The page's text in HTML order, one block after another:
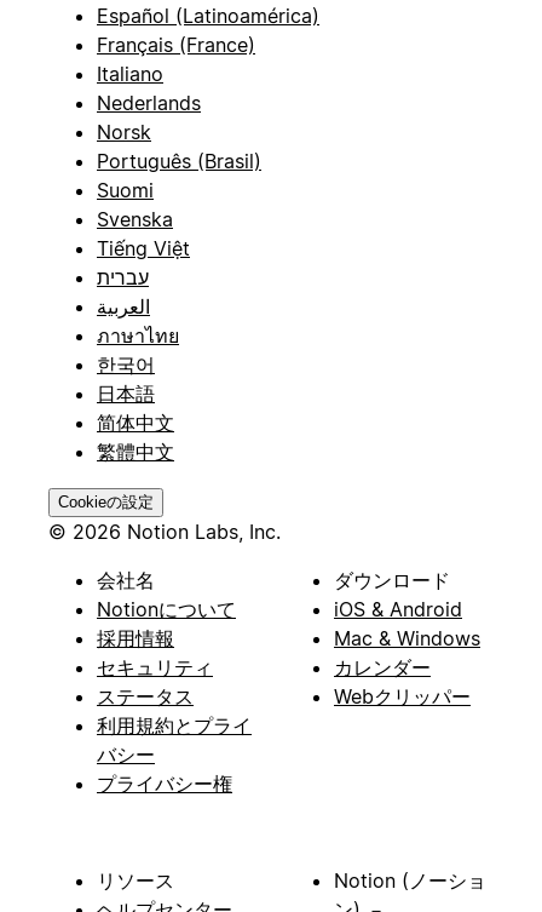
Español (Latinoamérica)
Français (France)
Italiano
Nederlands
Norsk
Português (Brasil)
Suomi
Svenska
Tiếng Việt
עברית
العربية
ภาษาไทย
한국어
日本語
简体中文
繁體中文
Cookieの設定
© 2026 Notion Labs, Inc.
会社名
Notionについて
採用情報
セキュリティ
ステータス
利用規約とプライ
バシー
プライバシー権
ダウンロード
iOS & Android
Mac & Windows
カレンダー
Webクリッパー
リソース
Notion (ノーショ